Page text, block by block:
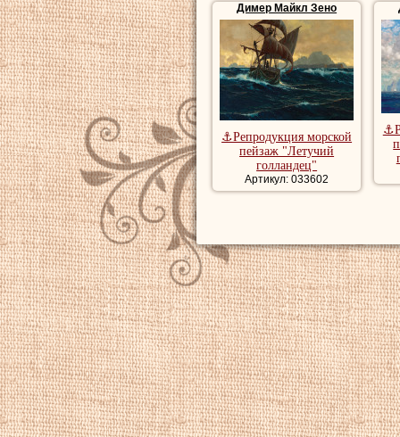
Димер Майкл Зено
⚓Репродукция морской
пейзаж "Летучий
голландец"
Артикул: 033602